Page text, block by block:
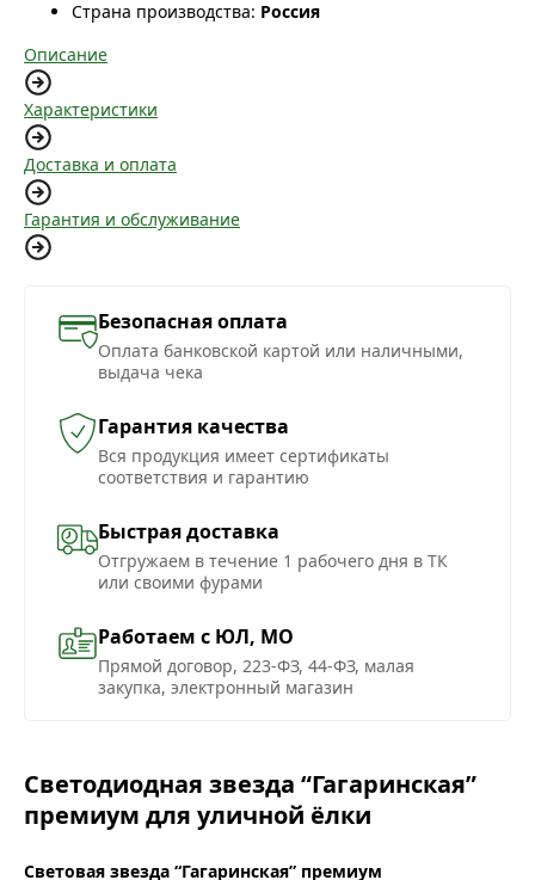
Страна производства: Россия
Описание
Характеристики
Доставка и оплата
Гарантия и обслуживание
Безопасная оплата
Оплата банковской картой или наличными,
выдача чека
Гарантия качества
Вся продукция имеет сертификаты
соответствия и гарантию
Быстрая доставка
Отгружаем в течение 1 рабочего дня в ТК
или своими фурами
Работаем с ЮЛ, МО
Прямой договор, 223-ФЗ, 44-ФЗ, малая
закупка, электронный магазин
Светодиодная звезда “Гагаринская”
премиум для уличной ёлки
Световая звезда “Гагаринская” премиум